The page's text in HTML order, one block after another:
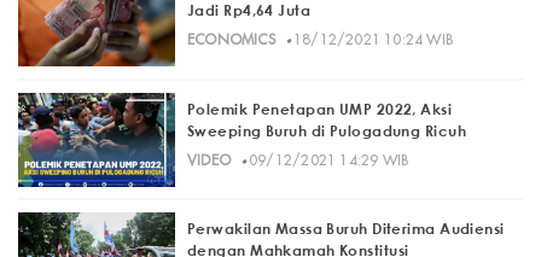
Jadi Rp4,64 Juta
ECONOMICS· 18/12/2021 10:24 WIB
Polemik Penetapan UMP 2022, Aksi
Sweeping Buruh di Pulogadung Ricuh
VIDEO· 09/12/2021 14:29 WIB
Perwakilan Massa Buruh Diterima Audiensi
dengan Mahkamah Konstitusi